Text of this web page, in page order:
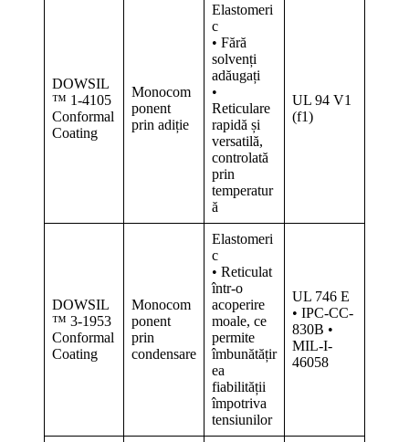
DOWSIL
™ 1-4105
Conformal
Coating
Monocom
ponent
prin adiție
Elastomeri
c
• Fără
solvenți
adăugați
•
Reticulare
rapidă și
versatilă,
controlată
prin
temperatur
ă
UL 94 V1
(f1)
DOWSIL
™ 3-1953
Conformal
Coating
Monocom
ponent
prin
condensare
Elastomeri
c
• Reticulat
într-o
acoperire
moale, ce
permite
îmbunătățir
ea
fiabilității
împotriva
tensiunilor
UL 746 E
• IPC-CC-
830B •
MIL-I-
46058